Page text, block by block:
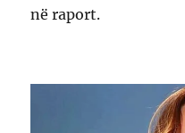
në raport.